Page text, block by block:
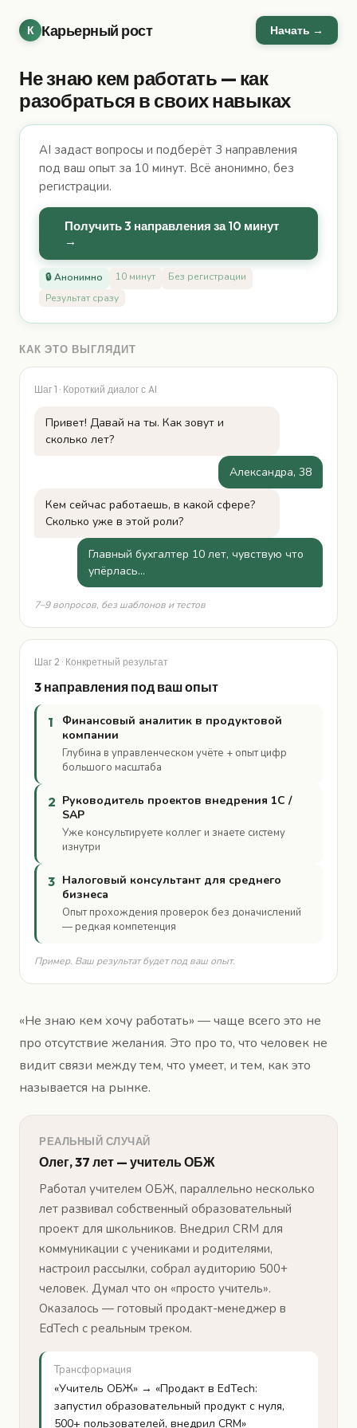
К Карьерный рост Начать →
Не знаю кем работать — как
разобраться в своих навыках
AI задаст вопросы и подберёт 3 направления
под ваш опыт за 10 минут. Всё анонимно, без
регистрации.
Получить 3 направления за 10 минут
→
🔒 Анонимно 10 минут
Без регистрации
Результат сразу
КАК ЭТО ВЫГЛЯДИТ
Шаг 1 · Короткий диалог с AI
Привет! Давай на ты. Как зовут и
сколько лет?
Александра, 38
Кем сейчас работаешь, в какой сфере?
Сколько уже в этой роли?
Главный бухгалтер 10 лет, чувствую что
упёрлась…
7–9 вопросов, без шаблонов и тестов
Шаг 2 · Конкретный результат
3 направления под ваш опыт
1
Финансовый аналитик в продуктовой
компании
Глубина в управленческом учёте + опыт цифр
большого масштаба
2 Руководитель проектов внедрения 1С /
SAP
Уже консультируете коллег и знаете систему
изнутри
3 Налоговый консультант для среднего
бизнеса
Опыт прохождения проверок без доначислений
— редкая компетенция
Пример. Ваш результат будет под ваш опыт.
«Не знаю кем хочу работать» — чаще всего это не
про отсутствие желания. Это про то, что человек не
видит связи между тем, что умеет, и тем, как это
называется на рынке.
РЕАЛЬНЫЙ СЛУЧАЙ
Олег, 37 лет — учитель ОБЖ
Работал учителем ОБЖ, параллельно несколько
лет развивал собственный образовательный
проект для школьников. Внедрил CRM для
коммуникации с учениками и родителями,
настроил рассылки, собрал аудиторию 500+
человек. Думал что он «просто учитель».
Оказалось — готовый продакт-менеджер в
EdTech с реальным треком.
Трансформация
«Учитель ОБЖ» → «Продакт в EdTech:
запустил образовательный продукт с нуля,
500+ пользователей, внедрил CRM»